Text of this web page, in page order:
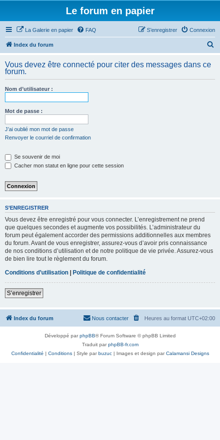
Le forum en papier
La Galerie en papier FAQ Connexion
S’enregistrer
Index du forum
h
Vous devez être connecté pour citer des messages dans ce
forum.
Nom d’utilisateur :
Mot de passe :
J’ai oublié mon mot de passe
Renvoyer le courriel de confirmation
Se souvenir de moi
Cacher mon statut en ligne pour cette session
S’ENREGISTRER
Vous devez être enregistré pour vous connecter. L’enregistrement ne prend
que quelques secondes et augmente vos possibilités. L’administrateur du
forum peut également accorder des permissions additionnelles aux membres
du forum. Avant de vous enregistrer, assurez-vous d’avoir pris connaissance
de nos conditions d’utilisation et de notre politique de vie privée. Assurez-vous
de bien lire tout le règlement du forum.
Conditions d’utilisation | Politique de confidentialité
S’enregistrer
Index du forum Heures au format UTC+02:00
Nous contacter
Développé parphpBB® Forum Software © phpBB Limited
Traduit parphpBB-fr.com
Confidentialité | Conditions| Style parbuzuc| Images et design parCalamansi Designs